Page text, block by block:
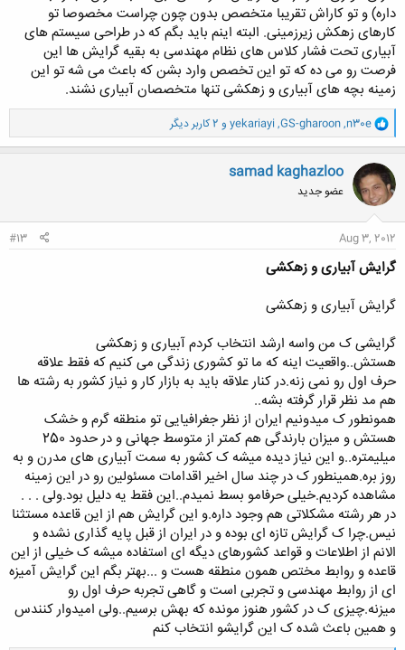
داره) و تو کاراش تقریبا متخصص بدون چون چراست مخصوصا تو
کارهای زهکش زیرزمینی. البته اینم باید بگم که در طراحی سیستم های
آبیاری تحت فشار کلاس های نظام مهندسی به بقیه گرایش ها این
فرصت رو می ده که تو این تخصص وارد بشن که باعث می شه تو این
زمینه بچه های آبیاری و زهکشی تنها متخصصان آبیاری نشند.
و
ا
ک
ن
ش
ه
ا
n30e
,
GS-gharoon
,
yekariayi و 2 کاربر دیگر
samad kaghazloo
عضو جدید
Aug 3, 2012
#13
گرایش آبیاری و زهکشی
گرایش آبیاری و زهکشی
گرایشی ک من واسه ارشد انتخاب کردم آبیاری و زهکشی
هستش..واقعیت اینه که ما تو کشوری زندگی می کنیم که فقط علاقه
حرف اول رو نمی زنه.در کنار علاقه باید به بازار کار و نیاز کشور به رشته ها
هم مد نظر قرار گرفته بشه..
همونطور ک میدونیم ایران از نظر جغرافیایی تو منطقه گرم و خشک
هستش و میزان بارندگی هم کمتر از متوسط جهانی و در حدود 250
میلیمتره..و این نیاز دیده میشه ک کشور به سمت آبیاری های مدرن و به
روز بره.همینطور ک در چند سال اخیر اقدامات مسئولین رو در این زمینه
مشاهده کردیم.خیلی حرفامو بسط نمیدم..این فقط یه دلیل بود.ولی . . .
در هر رشته مشکلاتی هم وجود داره.و این گرایش هم از این قاعده مستثنا
نیس.چرا ک گرایش تازه ای بوده و در ایران از قبل پایه گذاری نشده و
الانم از اطلاعات و قواعد کشورهای دیگه ای استفاده میشه ک خیلی از این
قاعده و روابط مختص همون منطقه هست و ...بهتر بگم این گرایش آمیزه
ای از روابط مهندسی و تجربی است و گاهی تجربه حرف اول رو
میزنه.چیزی ک در کشور هنوز مونده که بهش برسیم..ولی امیدوار کنندس
و همین باعث شده ک این گرایشو انتخاب کنم